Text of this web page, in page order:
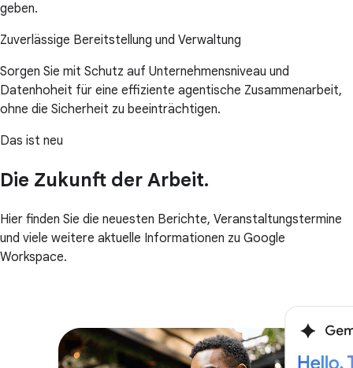
geben.
Zuverlässige Bereitstellung und Verwaltung
Sorgen Sie mit Schutz auf Unternehmensniveau und
Datenhoheit für eine effiziente agentische Zusammenarbeit,
ohne die Sicherheit zu beeinträchtigen.
Das ist neu
Die Zukunft der Arbeit.
Hier finden Sie die neuesten Berichte, Veranstaltungstermine
und viele weitere aktuelle Informationen zu Google
Workspace.